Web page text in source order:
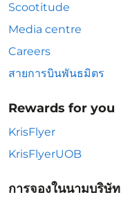
Scootitude
Media centre
Careers
สายการบินพันธมิตร
Rewards for you
KrisFlyer
KrisFlyerUOB
การจองในนามบริษัท